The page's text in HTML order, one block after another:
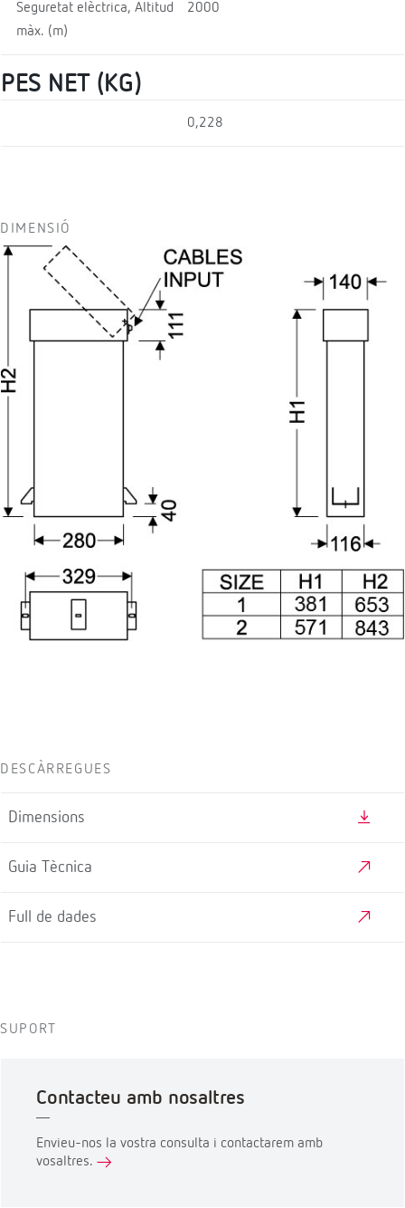
Seguretat elèctrica, Altitud
màx. (m)
2000
PES NET (KG)
0,228
DIMENSIÓ
DESCÀRREGUES
Dimensions
Guia Tècnica
Full de dades
SUPORT
Contacteu amb nosaltres
Envieu-nos la vostra consulta i contactarem amb
vosaltres.